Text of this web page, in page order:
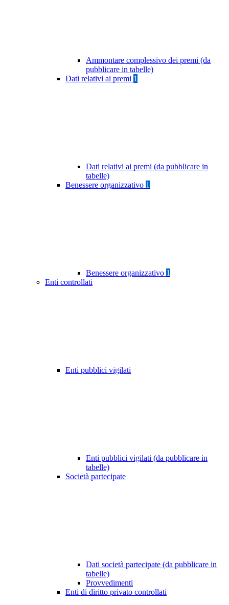
Ammontare complessivo dei premi (da
pubblicare in tabelle)
Dati relativi ai premi 1
Dati relativi ai premi (da pubblicare in
tabelle)
Benessere organizzativo 1
Benessere organizzativo 1
Enti controllati
Enti pubblici vigilati
Enti pubblici vigilati (da pubblicare in
tabelle)
Società partecipate
Dati società partecipate (da pubblicare in
tabelle)
Provvedimenti
Enti di diritto privato controllati